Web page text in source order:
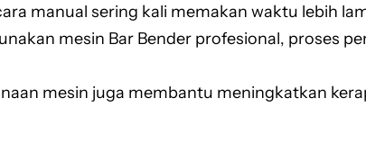
manual sering kali memakan waktu lebih
mesin Bar Bender profesional, proses
mesin juga membantu meningkatkan